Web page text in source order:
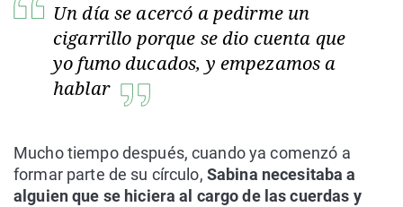
Un día se acercó a pedirme un
cigarrillo porque se dio cuenta que
yo fumo ducados, y empezamos a
hablar
Mucho tiempo después, cuando ya comenzó a
formar parte de su círculo, Sabina necesitaba a
alguien que se hiciera al cargo de las cuerdas y